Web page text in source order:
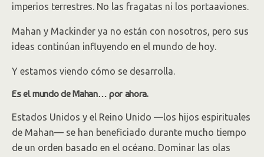
imperios terrestres. No las fragatas ni los portaaviones.
Mahan y Mackinder ya no están con nosotros, pero sus
ideas continúan influyendo en el mundo de hoy.
Y estamos viendo cómo se desarrolla.
Es el mundo de Mahan… por ahora.
Estados Unidos y el Reino Unido —los hijos espirituales
de Mahan— se han beneficiado durante mucho tiempo
de un orden basado en el océano. Dominar las olas